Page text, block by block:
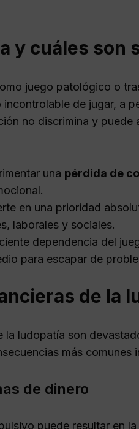
y cuáles son
juego patológico o
de jugar, a
no discrimina y
una pérdida de
en una prioridad
laborales y sociales.
dependencia del
para escapar de
de la
la ludopatía son
más comunes
de dinero
puede resultar en